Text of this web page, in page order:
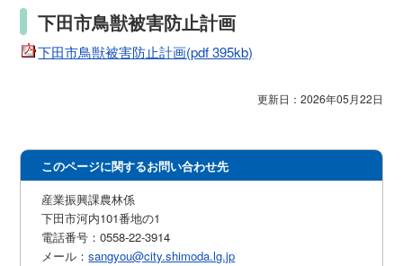
下田市鳥獣被害防止計画
下田市鳥獣被害防止計画(pdf 395kb)
更新日：2026年05月22日
このページに関するお問い合わせ先
産業振興課農林係
下田市河内101番地の1
電話番号：0558-22-3914
メール：sangyou@city.shimoda.lg.jp